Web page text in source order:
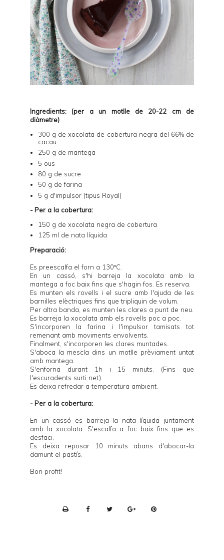
Ingredients: (per a un motlle de 20-22 cm de
diàmetre)
300 g de xocolata de cobertura negra del 66% de
cacau
250 g de mantega
5 ous
80 g de sucre
50 g de farina
5 g d'impulsor (tipus Royal)
- Per a la cobertura:
150 g de xocolata negra de cobertura
125 ml de nata líquida
Preparació:
Es preescalfa el forn a 130ºC.
En un cassó, s'hi barreja la xocolata amb la
mantega a foc baix fins que s'hagin fos. Es reserva.
Es munten els rovells i el sucre amb l'ajuda de les
barnilles elèctriques fins que tripliquin de volum.
Per altra banda, es munten les clares a punt de neu.
Es barreja la xocolata amb els rovells poc a poc.
S'incorporen la farina i l'impulsor tamisats tot
remenant amb moviments envolvents.
Finalment, s'incorporen les clares muntades.
S'aboca la mescla dins un motlle prèviament untat
amb mantega.
S'enforna durant 1h i 15 minuts. (Fins que
l'escuradents surti net).
Es deixa refredar a temperatura ambient.
- Per a la cobertura:
En un cassó es barreja la nata líquida juntament
amb la xocolata. S'escalfa a foc baix fins que es
desfaci.
Es deixa reposar 10 minuts abans d'abocar-la
damunt el pastís.
Bon profit!